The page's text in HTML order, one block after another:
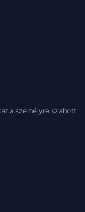
a személyre szabott